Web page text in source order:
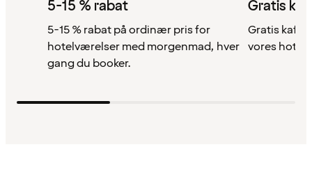
5-15 % rabat
5-15 % rabat på ordinær pris for
hotelværelser med morgenmad, hver
gang du booker.
Gratis
Gratis
vores